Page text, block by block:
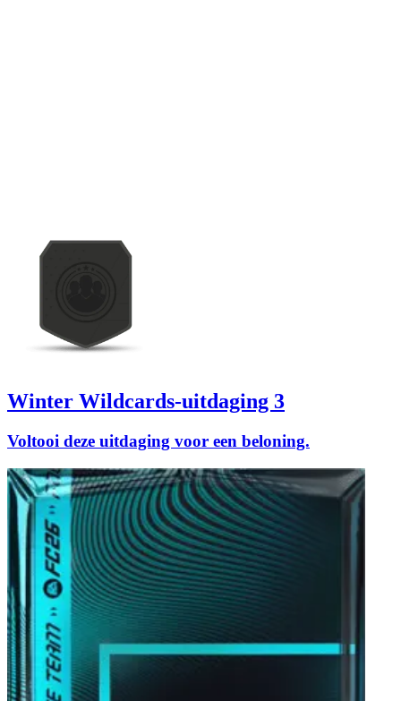
Winter Wildcards-uitdaging 3
Voltooi deze uitdaging voor een beloning.